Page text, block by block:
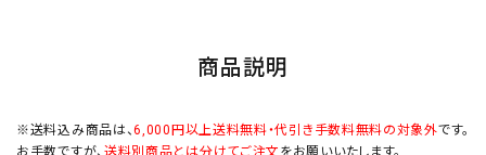
商品説明
※送料込み商品は、6,000円以上送料無料・代引き手数料無料の対象外です。